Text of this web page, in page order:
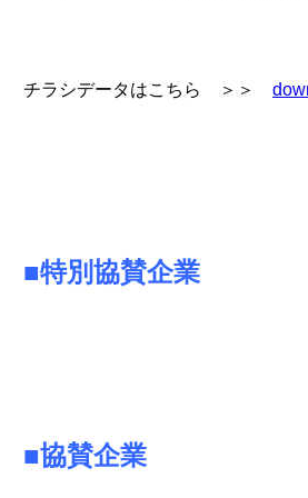
チラシデータはこちら ＞＞
■特別協賛企業
■協賛企業